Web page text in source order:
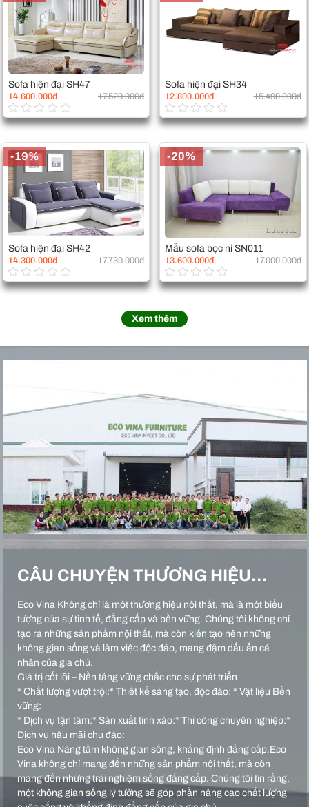
Sofa hiện đại SH47
14.600.000đ 17.520.000đ
Sofa hiện đại SH34
12.800.000đ 15.490.000đ
Sofa hiện đại SH42
14.300.000đ 17.730.000đ
-19%
Mẫu sofa bọc nỉ SN011
13.600.000đ 17.000.000đ
-20%
Xem thêm
CÂU CHUYỆN THƯƠNG HIỆU…
Eco Vina Không chỉ là một thương hiệu nội thất, mà là một biểu
tượng của sự tinh tế, đẳng cấp và bền vững. Chúng tôi không chỉ
tạo ra những sản phẩm nội thất, mà còn kiến tạo nên những
không gian sống và làm việc độc đáo, mang đậm dấu ấn cá
nhân của gia chủ.
Giá trị cốt lõi – Nền tảng vững chắc cho sự phát triển
* Chất lượng vượt trội:* Thiết kế sáng tạo, độc đáo: * Vật liệu Bền
vững:
* Dịch vụ tận tâm:* Sản xuất tinh xảo:* Thi công chuyên nghiệp:*
Dịch vụ hậu mãi chu đáo:
Eco Vina Nâng tầm không gian sống, khẳng định đẳng cấp.Eco
Vina không chỉ mang đến những sản phẩm nội thất, mà còn
mang đến những trải nghiệm sống đẳng cấp. Chúng tôi tin rằng,
một không gian sống lý tưởng sẽ góp phần nâng cao chất lượng